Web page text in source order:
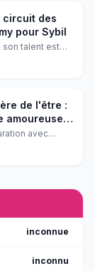
sur son retour
the Stars
circuit des
pour Sybil
son talent est
dans la
de l'être :
amoureuse
avec
le silence sur
se confie
nouvelle
inconnue
inconnu